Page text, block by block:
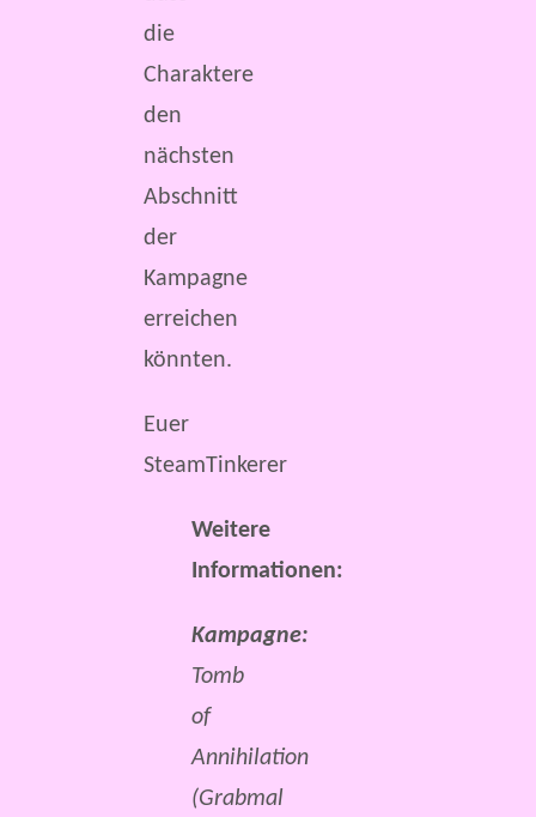
die
Charaktere
den
nächsten
Abschnitt
der
Kampagne
erreichen
könnten.
Euer
SteamTinkerer
Weitere
Informationen:
Kampagne:
Tomb
of
Annihilation
(Grabmal